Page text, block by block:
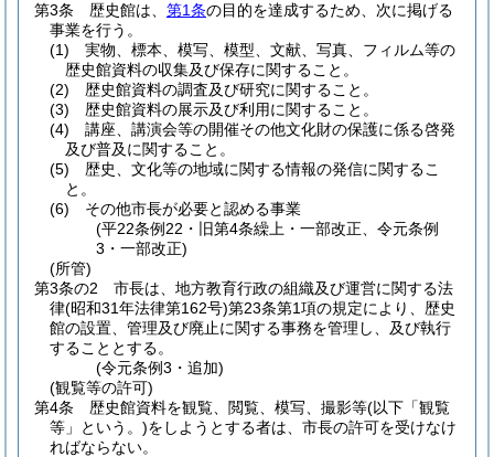
第3条
歴史館は、 第1条の目的を達成するため、次に掲げる
事業を行う。
(1)
実物、標本、模写、模型、文献、写真、フィルム等の
歴史館資料の収集及び保存に関すること。
(2)
歴史館資料の調査及び研究に関すること。
(3)
歴史館資料の展示及び利用に関すること。
(4)
講座、講演会等の開催その他文化財の保護に係る啓発
及び普及に関すること。
(5)
歴史、文化等の地域に関する情報の発信に関するこ
と。
(6)
その他市長が必要と認める事業
(平22条例22・旧第4条繰上・一部改正、令元条例
3・一部改正)
(所管)
第3条の2
市長は、地方教育行政の組織及び運営に関する法
律(昭和31年法律第162号)第23条第1項の規定により、歴史
館の設置、管理及び廃止に関する事務を管理し、及び執行
することとする。
(令元条例3・追加)
(観覧等の許可)
第4条
歴史館資料を観覧、閲覧、模写、撮影等(以下「観覧
等」という。)をしようとする者は、市長の許可を受けなけ
ればならない。